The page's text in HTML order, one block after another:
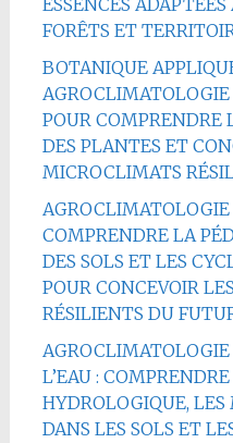
ESSENCES ADAPTÉES
FORÊTS ET
BOTANIQUE
POUR
DES PLANTES ET
MICROCLIMATS
AGROCLIMATOLOGIE
COMPRENDRE LA
DES SOLS ET LES
POUR CONCEVOIR
RÉSILIENTS DU
L’EAU :
HYDROLOGIQUE, LES
DANS LES SOLS ET